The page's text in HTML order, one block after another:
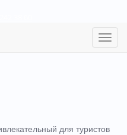
Toggle
для туристов